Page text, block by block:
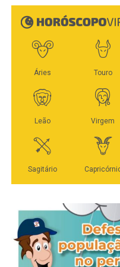
decibéis no período
infração de R$ 600.
O agente de regulação
verificadas nos três
ausentes ou
endereço, área
estabelecimentos
regularização
também ressaltou que a
O balanço consolidado
integrado entre os
as principais demandas
sobre adequações
destino específico. Para
eletrodomésticos
disponibiliza a coleta de
De janeiro até agora, as
oito setores, garantindo
inservíveis e restos de
Secretaria de
(Sintra) cortam estrada
Caravágio e Primavera.
distritos que disponham
pedestres”, solicita o
reforçando que a
neste processo e que
correto pode gerar multa.